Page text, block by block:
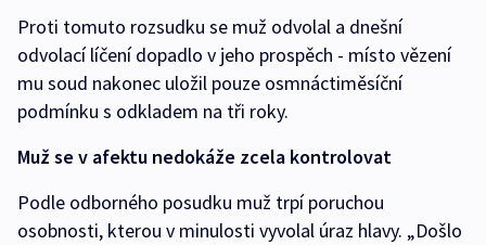
Proti tomuto rozsudku se muž odvolal a dnešní
odvolací líčení dopadlo v jeho prospěch - místo vězení
mu soud nakonec uložil pouze osmnáctiměsíční
podmínku s odkladem na tři roky.
Muž se v afektu nedokáže zcela kontrolovat
Podle odborného posudku muž trpí poruchou
osobnosti, kterou v minulosti vyvolal úraz hlavy. „Došlo